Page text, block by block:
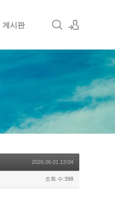
게시판
2026.06.01 13:04
조회 수:398